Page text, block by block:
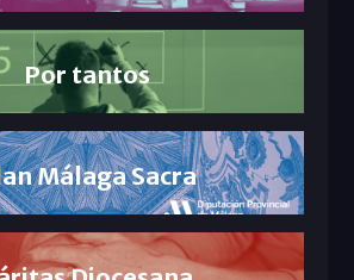
Por tantos
Málaga Sacra